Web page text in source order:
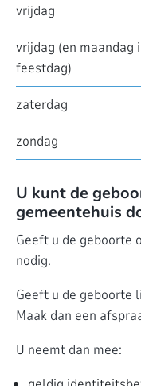
vrijdag
vrijdag (en maandag
feestdag)
zaterdag
zondag
U kunt de
gemeentehuis
Geeft u de geboorte
nodig.
Geeft u de geboorte
Maak dan een
U neemt dan mee: